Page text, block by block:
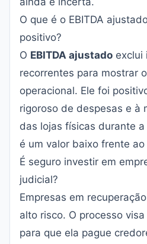
O que é o EBITDA
positivo?
O EBITDA ajustado exclui
recorrentes para mostrar
operacional. Ele foi
rigoroso de despesas e à
das lojas físicas durante
é um valor baixo frente
É seguro investir em
judicial?
Empresas em
alto risco. O processo
para que ela pague